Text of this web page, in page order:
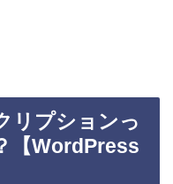
リプションっ
【WordPress